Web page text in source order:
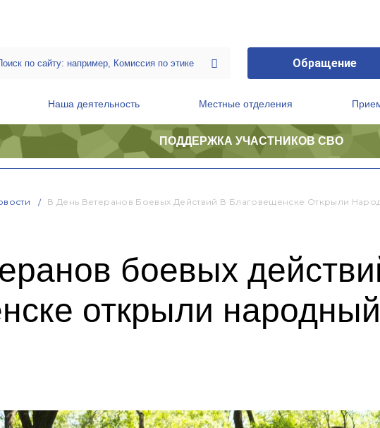
Обращение
Наша деятельность Местные отделения
ПОДДЕРЖКА УЧАСТНИКОВ СВО
В День Ветеранов Боевых Действий В Благовещенске Открыли
боевых
открыли